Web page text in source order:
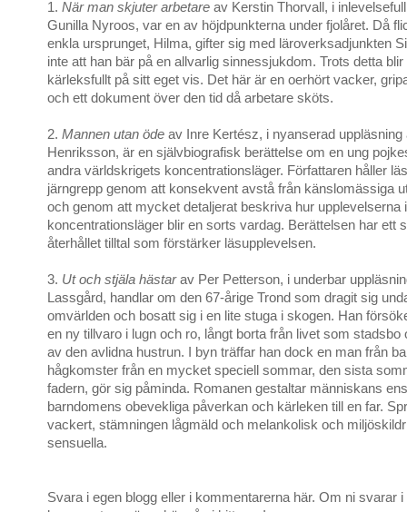
1. När man skjuter arbetare av Kerstin Thorvall, i
Gunilla Nyroos, var en av höjdpunkterna under fjolåret. Då
enkla ursprunget, Hilma, gifter sig med läroverksadjunkten
inte att han bär på en allvarlig sinnessjukdom. Trots detta
kärleksfullt på sitt eget vis. Det här är en oerhört vacker,
och ett dokument över den tid då arbetare sköts.
2. Mannen utan öde av Inre Kertész, i nyanserad uppläsning
Henriksson, är en självbiografisk berättelse om en ung
andra världskrigets koncentrationsläger. Författaren håller
järngrepp genom att konsekvent avstå från känslomässiga
och genom att mycket detaljerat beskriva hur upplevelserna
koncentrationsläger blir en sorts vardag. Berättelsen har ett
återhållet tilltal som förstärker läsupplevelsen.
3. Ut och stjäla hästarav Per Petterson, i underbar
Lassgård, handlar om den 67-årige Trond som dragit sig
omvärlden och bosatt sig i en lite stuga i skogen. Han
en ny tillvaro i lugn och ro, långt borta från livet som stadsbo
av den avlidna hustrun. I byn träffar han dock en man från
hågkomster från en mycket speciell sommar, den sista
fadern, gör sig påminda. Romanen gestaltar människans
barndomens obevekliga påverkan och kärleken till en far.
vackert, stämningen lågmäld och melankolisk och
sensuella.
Svara i egen blogg eller i kommentarerna här. Om ni svarar i